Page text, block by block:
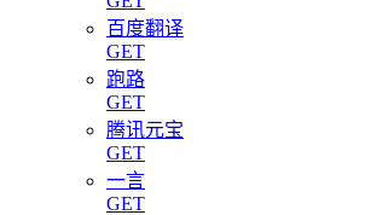
百度翻译
GET
跑路
GET
腾讯元宝
GET
一言
GET